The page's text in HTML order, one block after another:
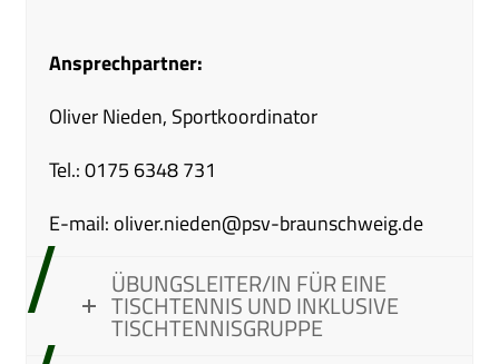
Ansprechpartner:
Oliver Nieden, Sportkoordinator
Tel.:0175 6348 731
E-mail: oliver.nieden@psv-braunschweig.de
ÜBUNGSLEITER/IN FÜR EINE
TISCHTENNIS UND INKLUSIVE
TISCHTENNISGRUPPE